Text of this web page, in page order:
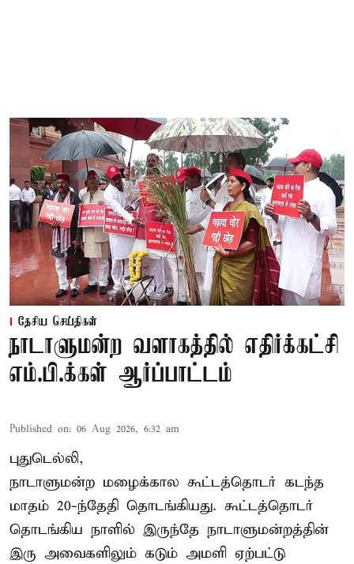
தேசிய செய்திகள்
நாடாளுமன்ற வளாகத்தில் எதிர்க்கட்சி
எம்.பி.க்கள் ஆர்ப்பாட்டம்
Published on: 06 Aug 2026, 6:32 am
புதுடெல்லி,
நாடாளுமன்ற மழைக்கால கூட்டத்தொடர் கடந்த
மாதம் 20-ந்தேதி தொடங்கியது. கூட்டத்தொடர்
தொடங்கிய நாளில் இருந்தே நாடாளுமன்றத்தின்
இரு அவைகளிலும் கடும் அமளி ஏற்பட்டு